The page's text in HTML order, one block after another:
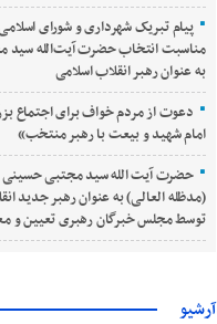
پیام تبریک شهرداری و شورای
مناسبت انتخاب حضرت آیت‌الله سید
به عنوان رهبر انقلاب اسلامی
دعوت از مردم خواف برای اجتماع
امام شهید و بیعت با رهبر منتخب»
حضرت آیت الله سید مجتبی حسینی
(مدظله العالی) به عنوان رهبر جدید
توسط مجلس خبرگان رهبری تعیین و
آرشیو